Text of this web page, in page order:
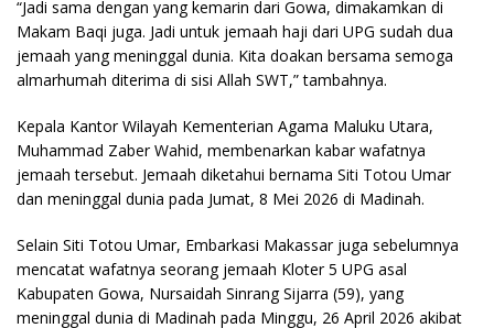
“Jadi sama dengan yang kemarin dari Gowa, dimakamkan di
Makam Baqi juga. Jadi untuk jemaah haji dari UPG sudah dua
jemaah yang meninggal dunia. Kita doakan bersama semoga
almarhumah diterima di sisi Allah SWT,” tambahnya.
Kepala Kantor Wilayah Kementerian Agama Maluku Utara,
Muhammad Zaber Wahid, membenarkan kabar wafatnya
jemaah tersebut. Jemaah diketahui bernama Siti Totou Umar
dan meninggal dunia pada Jumat, 8 Mei 2026 di Madinah.
Selain Siti Totou Umar, Embarkasi Makassar juga sebelumnya
mencatat wafatnya seorang jemaah Kloter 5 UPG asal
Kabupaten Gowa, Nursaidah Sinrang Sijarra (59), yang
meninggal dunia di Madinah pada Minggu, 26 April 2026 akibat